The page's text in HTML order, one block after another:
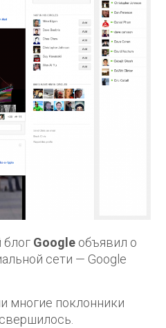
Google объявил о
сети — Google
многие поклонники